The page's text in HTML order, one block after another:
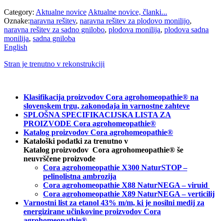
Category: Aktualne novice Aktualne novice, članki...
Oznake:naravna rešitev, naravna rešitev za plodovo monilijo,
naravna rešitev za sadno gnilobo, plodova monilija, plodova sadna
monilija, sadna gniloba
English
Stran je trenutno v rekonstrukciji
Klasifikacija proizvodov Cora agrohomeopathie® na
slovenskem trgu, zakonodaja in varnostne zahteve
SPLOŠNA SPECIFIKACIJSKA LISTA ZA
PROIZVODE Cora agrohomeopathie®
Katalog proizvodov Cora agrohomeopathie®
Kataloški podatki za trenutno v
Katalog proizvodov Cora agrohomeopathie® še
neuvrščene proizvode
Cora agrohomeopathie X300 NaturSTOP –
pelinolistna ambrozija
Cora agrohomeopathie X88 NaturNEGA – viruid
Cora agrohomeopathie X89 NaturNEGA – verticilij
Varnostni list za etanol 43% m/m, ki je nosilni medij za
energizirane učinkovine proizvodov Cora